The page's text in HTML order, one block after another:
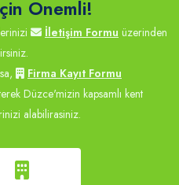
Önemli!
İletişim Formu üzerinden
Firma Kayıt Formu
Düzce'mizin kapsamlı kent
alabilirasiniz.